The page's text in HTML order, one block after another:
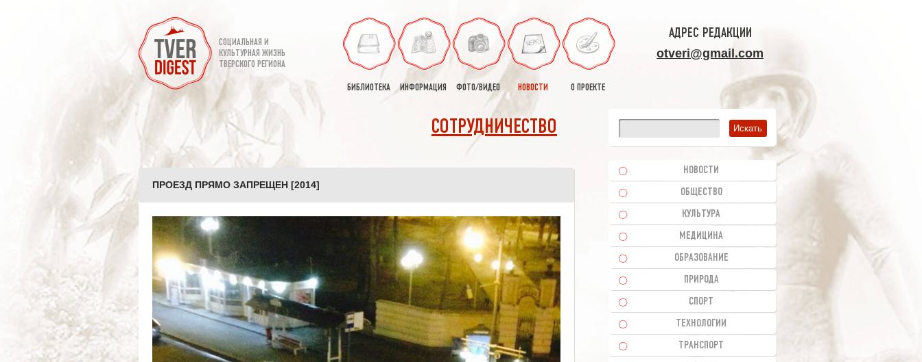
СОЦИАЛЬНАЯ И
КУЛЬТУРНАЯ ЖИЗНЬ
ТВЕРСКОГО РЕГИОНА
БИБЛИОТЕКА ИНФОРМАЦИЯ ФОТО/ВИДЕО НОВОСТИ О ПРОЕКТЕ
АДРЕС РЕДАКЦИИ
otveri@gmail.com
СОТРУДНИЧЕСТВО
ПРОЕЗД ПРЯМО ЗАПРЕЩЕН [2014]
НОВОСТИ
ОБЩЕСТВО
КУЛЬТУРА
МЕДИЦИНА
ОБРАЗОВАНИЕ
ПРИРОДА
СПОРТ
ТЕХНОЛОГИИ
ТРАНСПОРТ